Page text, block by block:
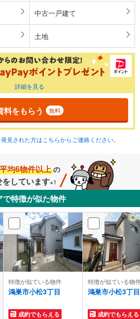
中古一戸建て
土地
詳細を見る
料をもらう 無料
見された方はこちらからご連絡ください。
平均6物件以上 の
しています※1
特徴が似た物件
特徴が似ている物件
鴻巣市小松3丁目
成約でもらえる
特徴が似ている物
鴻巣市小松3丁目
成約でもらえる